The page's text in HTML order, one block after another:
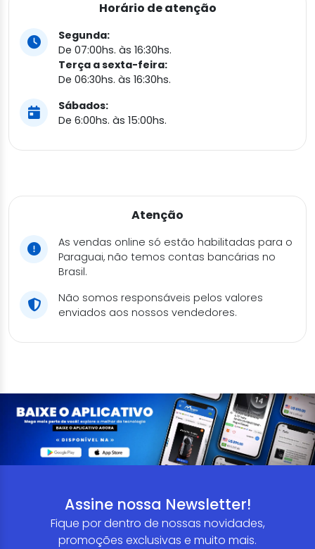
Horário de atenção
Segunda:
De 07:00hs. às 16:30hs.
Terça a sexta-feira:
De 06:30hs. às 16:30hs.
Sábados:
De 6:00hs. às 15:00hs.
Atenção
As vendas online só estão habilitadas para o
Paraguai, não temos contas bancárias no
Brasil.
Não somos responsáveis pelos valores
enviados aos nossos vendedores.
Assine nossa Newsletter!
Fique por dentro de nossas novidades,
promoções exclusivas e muito mais.